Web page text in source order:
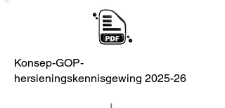
Konsep-GOP-
hersieningskennisgewing 2025-26